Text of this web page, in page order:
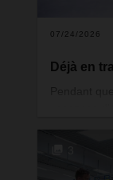
07/24/2026
Déjà en
logistiques,
ne